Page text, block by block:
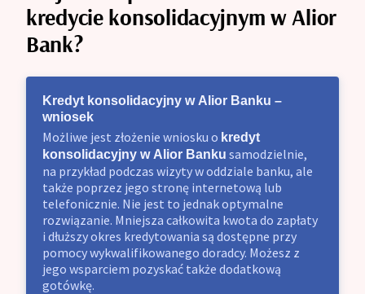
kredycie konsolidacyjnym w Alior
Bank?
Kredyt konsolidacyjny w Alior Banku –
wniosek
Możliwe jest złożenie wniosku o kredyt
konsolidacyjny w Alior Banku samodzielnie,
na przykład podczas wizyty w oddziale banku, ale
także poprzez jego stronę internetową lub
telefonicznie. Nie jest to jednak optymalne
rozwiązanie. Mniejsza całkowita kwota do zapłaty
i dłuższy okres kredytowania są dostępne przy
pomocy wykwalifikowanego doradcy. Możesz z
jego wsparciem pozyskać także dodatkową
gotówkę.